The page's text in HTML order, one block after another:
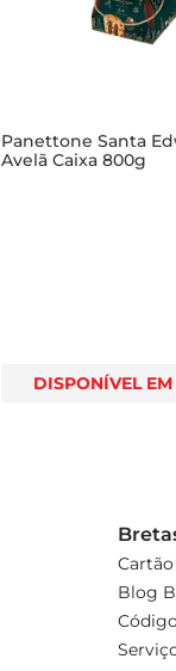
Panettone Santa
Avelã Caixa 800g
DISPONÍVEL EM
Blog